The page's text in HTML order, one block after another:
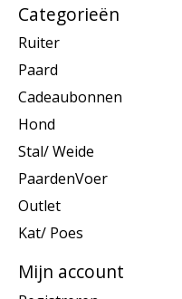
Categorieën
Ruiter
Paard
Cadeaubonnen
Hond
Stal/ Weide
PaardenVoer
Outlet
Kat/ Poes
Mijn account